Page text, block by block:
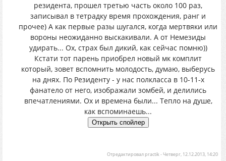
резидента, прошел третью часть около 100 раз,
записывал в тетрадку время прохождения, ранг и
прочее) А как первые разы шугался, когда мертвяки или
вороны неожиданно выскакивали. А от Немезиды
удирать... Ох, страх был дикий, как сейчас помню))
Кстати тот парень приобрел новый мк комплит
который, зовет вспомнить молодость, думаю, выберусь
на днях. По Резиденту - у нас полкласса в 10-11-х
фанатело от него, изображали зомбей, и делились
впечатлениями. Ох и времена были... Тепло на душе,
как вспоминаешь...
Отредактировал practik-Четверг, 12.12.2013, 14:20